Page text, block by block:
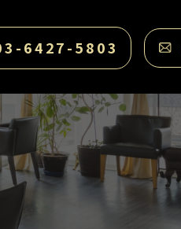
6427-5803